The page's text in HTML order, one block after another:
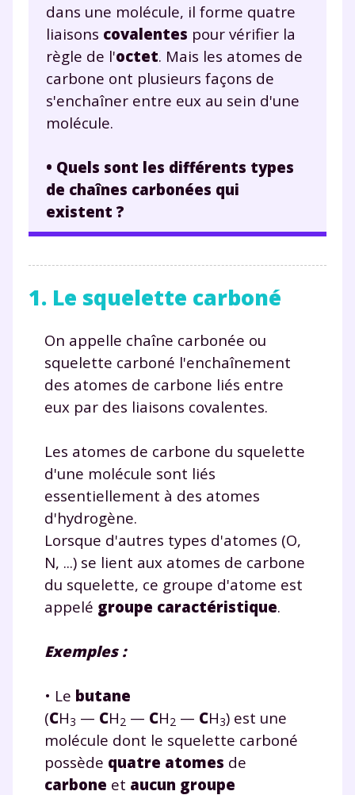
dans une molécule, il forme quatre
liaisons covalentes pour vérifier la
règle de l'octet. Mais les atomes de
carbone ont plusieurs façons de
s'enchaîner entre eux au sein d'une
molécule.
• Quels sont les différents types
de chaînes carbonées qui
existent ?
1. Le squelette carboné
On appelle chaîne carbonée ou
squelette carboné l'enchaînement
des atomes de carbone liés entre
eux par des liaisons covalentes.
Les atomes de carbone du squelette
d'une molécule sont liés
essentiellement à des atomes
d'hydrogène.
Lorsque d'autres types d'atomes (O,
N, ...) se lient aux atomes de carbone
du squelette, ce groupe d'atome est
appelé groupe caractéristique.
Exemples :
• Le butane
(CH3 — CH2 — CH2 — CH3) est une
molécule dont le squelette carboné
possède quatre atomes de
carbone et aucun groupe